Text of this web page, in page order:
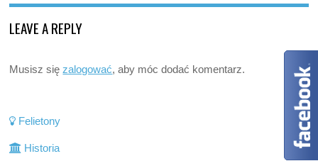
LEAVE A REPLY
Musisz sięzalogować, aby móc dodać komentarz.
Felietony
Historia